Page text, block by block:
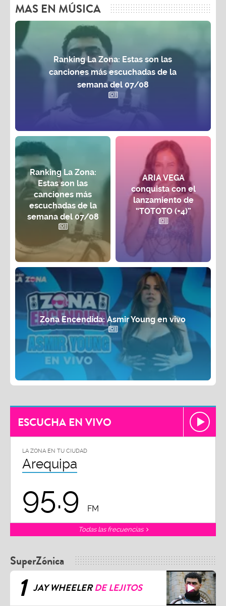
MAS EN MÚSICA
Ranking La Zona: Estas son las
canciones más escuchadas de la
semana del 07/08
Ranking La Zona:
Estas son las
canciones más
escuchadas de la
semana del 07/08
ARIA VEGA
conquista con el
lanzamiento de
“TOTOTO (+4)”
Zona Encendida: Asmir Young en vivo
ESCUCHA EN VIVO
LA ZONA EN TU CIUDAD
Arequipa
95.9 FM
Todas las frecuencias
SuperZónica
1 JAY WHEELERDE LEJITOS